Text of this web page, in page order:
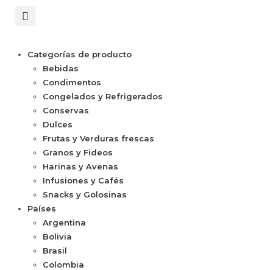
Categorías de producto
Bebidas
Condimentos
Congelados y Refrigerados
Conservas
Dulces
Frutas y Verduras frescas
Granos y Fideos
Harinas y Avenas
Infusiones y Cafés
Snacks y Golosinas
Países
Argentina
Bolivia
Brasil
Colombia